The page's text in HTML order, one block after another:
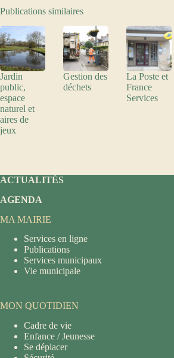
Publications similaires
Jardin
public,
espace
naturel et
aires de
jeux
Gestion des
déchets
La Poste et
France
Services
ACTUALITÉS
AGENDA
MA MAIRIE
Services en ligne
Publications
Services municipaux
Vie municipale
MON QUOTIDIEN
Cadre de vie
Enfance / Jeunesse
Se déplacer